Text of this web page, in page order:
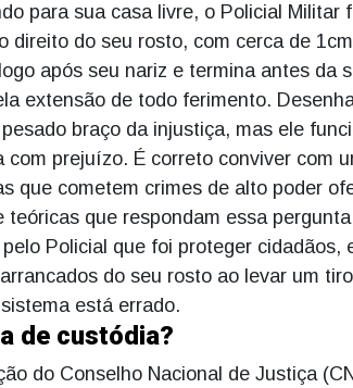
para sua casa livre, o Policial Militar
direito do seu rosto, com cerca de
após seu nariz e termina antes da
extensão de todo ferimento.
braço da injustiça, mas ele
prejuízo. É correto conviver com
que cometem crimes de alto poder
que respondam essa pergunta
Policial que foi proteger cidadãos,
do seu rosto ao levar um
está errado.
de custódia?
do Conselho Nacional de Justiça